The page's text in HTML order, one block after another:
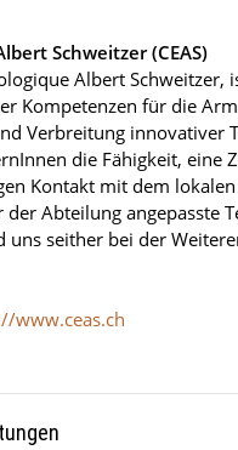
Schweitzer (CEAS)
Albert
Kompetenzen für die
Verbreitung innovativer
die Fähigkeit, eine
Kontakt mit dem
Abteilung angepasste
uns seither bei der
www.ceas.ch